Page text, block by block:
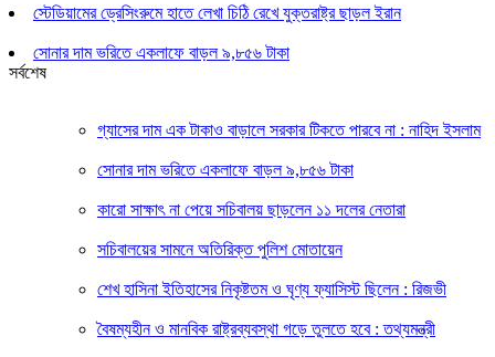
স্টেডিয়ামের ড্রেসিংরুমে হাতে লেখা চিঠি রেখে যুক্তরাষ্ট্র ছাড়ল ইরান
সোনার দাম ভরিতে একলাফে বাড়ল ৯,৮৫৬ টাকা
সর্বশেষ
গ্যাসের দাম এক টাকাও বাড়ালে সরকার টিকতে পারবে না : নাহিদ ইসলাম
সোনার দাম ভরিতে একলাফে বাড়ল ৯,৮৫৬ টাকা
কারো সাক্ষাৎ না পেয়ে সচিবালয় ছাড়লেন ১১ দলের নেতারা
সচিবালয়ের সামনে অতিরিক্ত পুলিশ মোতায়েন
শেখ হাসিনা ইতিহাসের নিকৃষ্টতম ও ঘৃণ্য ফ্যাসিস্ট ছিলেন : রিজভী
বৈষম্যহীন ও মানবিক রাষ্ট্রব্যবস্থা গড়ে তুলতে হবে : তথ্যমন্ত্রী